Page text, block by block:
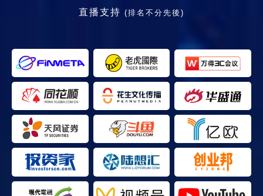
直播支持 (排名不分先後)